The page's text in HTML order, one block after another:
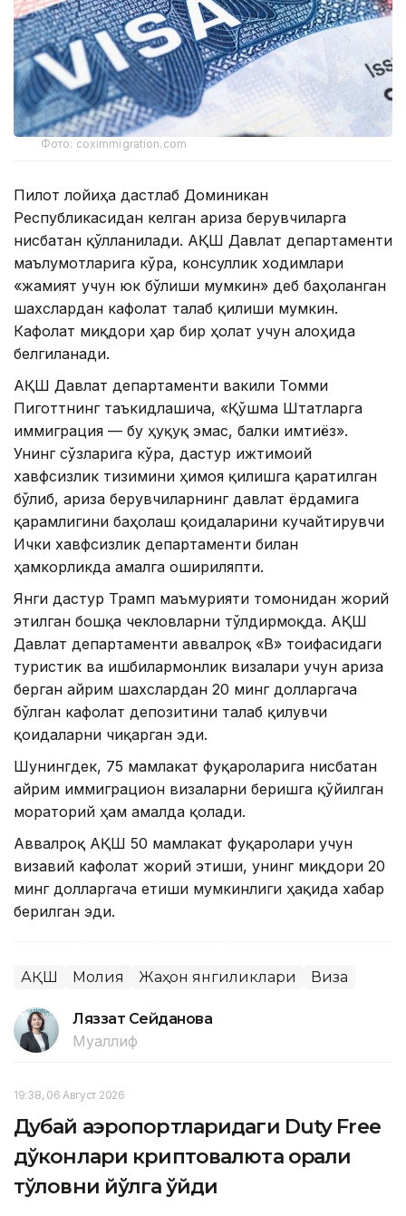
Фото: coximmigration.com
Пилот лойиҳа дастлаб Доминикан
Республикасидан келган ариза берувчиларга
нисбатан қўлланилади. АҚШ Давлат департаменти
маълумотларига кўра, консуллик ходимлари
«жамият учун юк бўлиши мумкин» деб баҳоланган
шахслардан кафолат талаб қилиши мумкин.
Кафолат миқдори ҳар бир ҳолат учун алоҳида
белгиланади.
АҚШ Давлат департаменти вакили Томми
Пиготтнинг таъкидлашича, «Қўшма Штатларга
иммиграция — бу ҳуқуқ эмас, балки имтиёз».
Унинг сўзларига кўра, дастур ижтимоий
хавфсизлик тизимини ҳимоя қилишга қаратилган
бўлиб, ариза берувчиларнинг давлат ёрдамига
қарамлигини баҳолаш қоидаларини кучайтирувчи
Ички хавфсизлик департаменти билан
ҳамкорликда амалга ошириляпти.
Янги дастур Трамп маъмурияти томонидан жорий
этилган бошқа чекловларни тўлдирмоқда. АҚШ
Давлат департаменти аввалроқ «B» тоифасидаги
туристик ва ишбилармонлик визалари учун ариза
берган айрим шахслардан 20 минг долларгача
бўлган кафолат депозитини талаб қилувчи
қоидаларни чиқарган эди.
Шунингдек, 75 мамлакат фуқароларига нисбатан
айрим иммиграцион визаларни беришга қўйилган
мораторий ҳам амалда қолади.
Аввалроқ АҚШ 50 мамлакат фуқаролари учун
визавий кафолат жорий этиши, унинг миқдори 20
минг долларгача етиши мумкинлиги ҳақида хабар
берилган эди.
АҚШ Молия Жаҳон янгиликлари Виза
Ляззат Сейданова
Муаллиф
19:38, 06 Август 2026
Дубай аэропортларидаги Duty Free
дўконлари криптовалюта орқали
тўловни йўлга қўйди